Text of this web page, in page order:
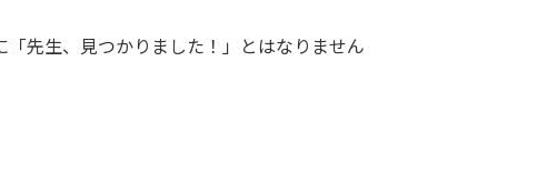
先生、見つかりました！」とはなりません